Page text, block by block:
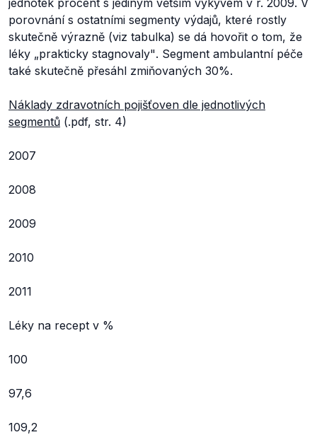
jednotek procent s jediným větším výkyvem v r. 2009. V
porovnání s ostatními segmenty výdajů, které rostly
skutečně výrazně (viz tabulka) se dá hovořit o tom, že
léky „prakticky stagnovaly". Segment ambulantní péče
také skutečně přesáhl zmiňovaných 30%.
Náklady zdravotních pojišťoven dle jednotlivých
segmentů (.pdf, str. 4)
2007
2008
2009
2010
2011
Léky na recept v %
100
97,6
109,2